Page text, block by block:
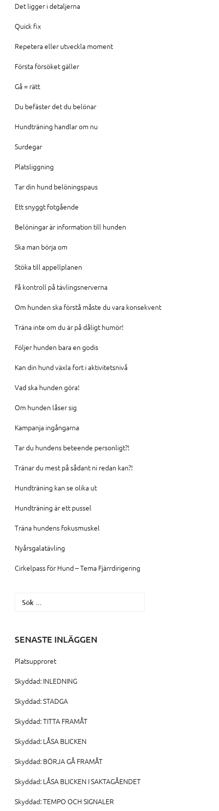
Det ligger i detaljerna
Quick fix
Repetera eller utveckla moment
Första försöket gäller
Gå = rätt
Du befäster det du belönar
Hundträning handlar om nu
Surdegar
Platsliggning
Tar din hund belöningspaus
Ett snyggt fotgående
Belöningar är information till hunden
Ska man börja om
Stöka till appellplanen
Få kontroll på tävlingsnerverna
Om hunden ska förstå måste du vara konsekvent
Träna inte om du är på dåligt humör!
Följer hunden bara en godis
Kan din hund växla fort i aktivitetsnivå
Vad ska hunden göra!
Om hunden låser sig
Kampanja ingångarna
Tar du hundens beteende personligt?!
Tränar du mest på sådant ni redan kan?!
Hundträning kan se olika ut
Hundträning är ett pussel
Träna hundens fokusmuskel
Nyårsgalatävling
Cirkelpass för Hund – Tema Fjärrdirigering
Sök
SENASTE INLÄGGEN
Platsupproret
Skyddad: INLEDNING
Skyddad: STADGA
Skyddad: TITTA FRAMÅT
Skyddad: LÅSA BLICKEN
Skyddad: BÖRJA GÅ FRAMÅT
Skyddad: LÅSA BLICKEN I SAKTAGÅENDET
Skyddad: TEMPO OCH SIGNALER